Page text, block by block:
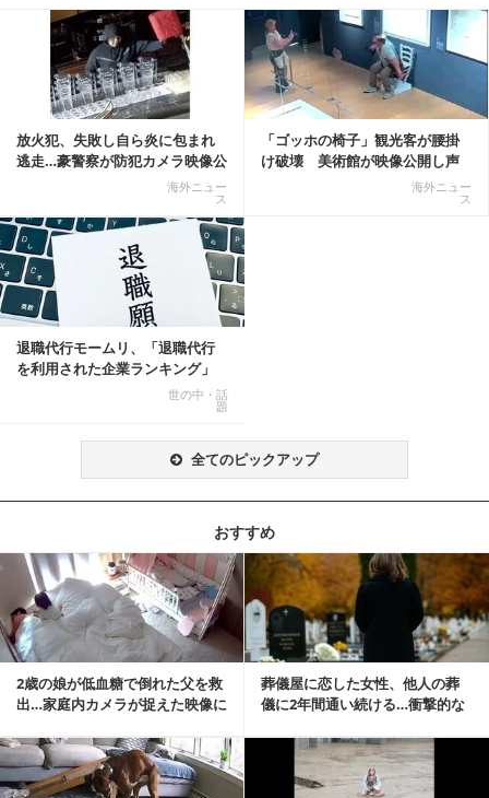
放火犯、失敗し自ら炎に包まれ
逃走…豪警察が防犯カメラ映像公
海外ニュー
ス
「ゴッホの椅子」観光客が腰掛
け破壊 美術館が映像公開し声
海外ニュー
ス
記事を読む
退職代行モームリ、「退職代行
を利用された企業ランキング」
世の中・話
題
全てのピックアップ
おすすめ
2歳の娘が低血糖で倒れた父を救
出…家庭内カメラが捉えた映像に
葬儀屋に恋した女性、他人の葬
儀に2年間通い続ける…衝撃的な
記事を読む
記事を読む